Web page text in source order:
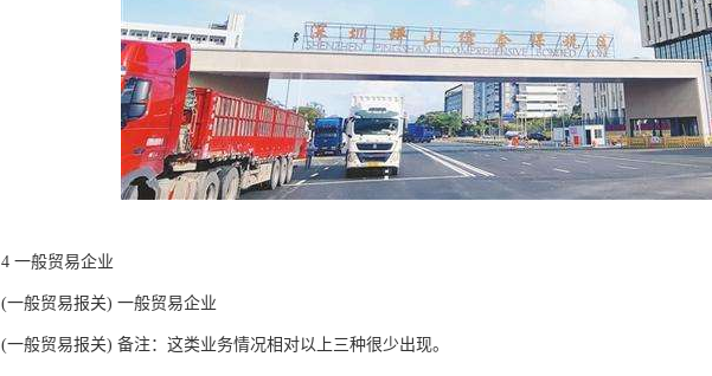
4 一般贸易企业
(一般贸易报关) 一般贸易企业
(一般贸易报关) 备注：这类业务情况相对以上三种很少出现。